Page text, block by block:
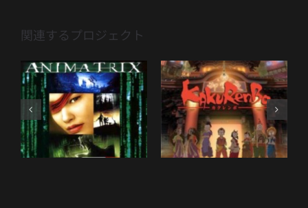
関連するプロジェクト
The Animatrix Kakurenbo